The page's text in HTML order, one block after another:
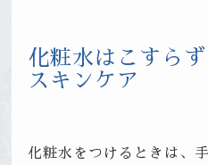
化粧水はこすら
スキンケア
化粧水をつけるときは、